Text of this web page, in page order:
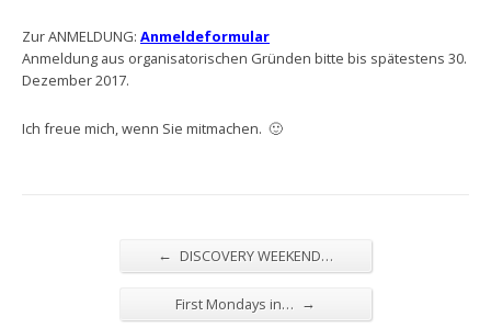
Zur ANMELDUNG: Anmeldeformular
Anmeldung aus organisatorischen Gründen bitte bis spätestens 30.
Dezember 2017.
Ich freue mich, wenn Sie mitmachen. 🙂
← DISCOVERY WEEKEND…
First Mondays in… →